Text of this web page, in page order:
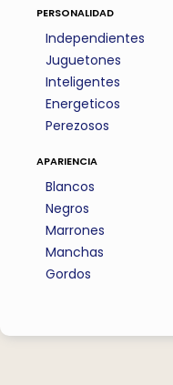
personalidad
Independientes
Juguetones
Inteligentes
Energeticos
Perezosos
apariencia
Blancos
Negros
Marrones
Manchas
Gordos